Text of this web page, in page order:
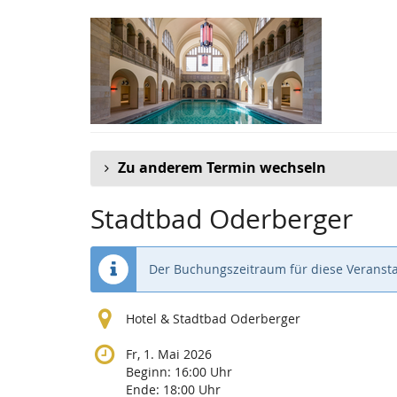
Zu anderem Termin wechseln
Stadtbad Oderberger
Der Buchungszeitraum für diese
Hotel & Stadtbad Oderberger
Fr, 1. Mai 2026
Beginn: 16:00 Uhr
Ende: 18:00 Uhr